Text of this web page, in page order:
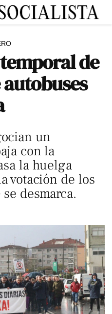
de
un
con la
la huelga
votación de los
desmarca.